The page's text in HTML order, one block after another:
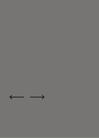
Previous
Next